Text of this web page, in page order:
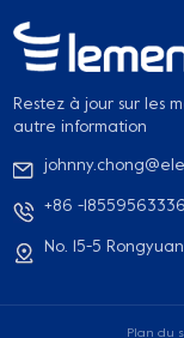
des emballages
efficacement
préfèrent les
l’environnement.
Restez à jour sur les
autre information
+86 -18559563336
No. 15-5
Plan du